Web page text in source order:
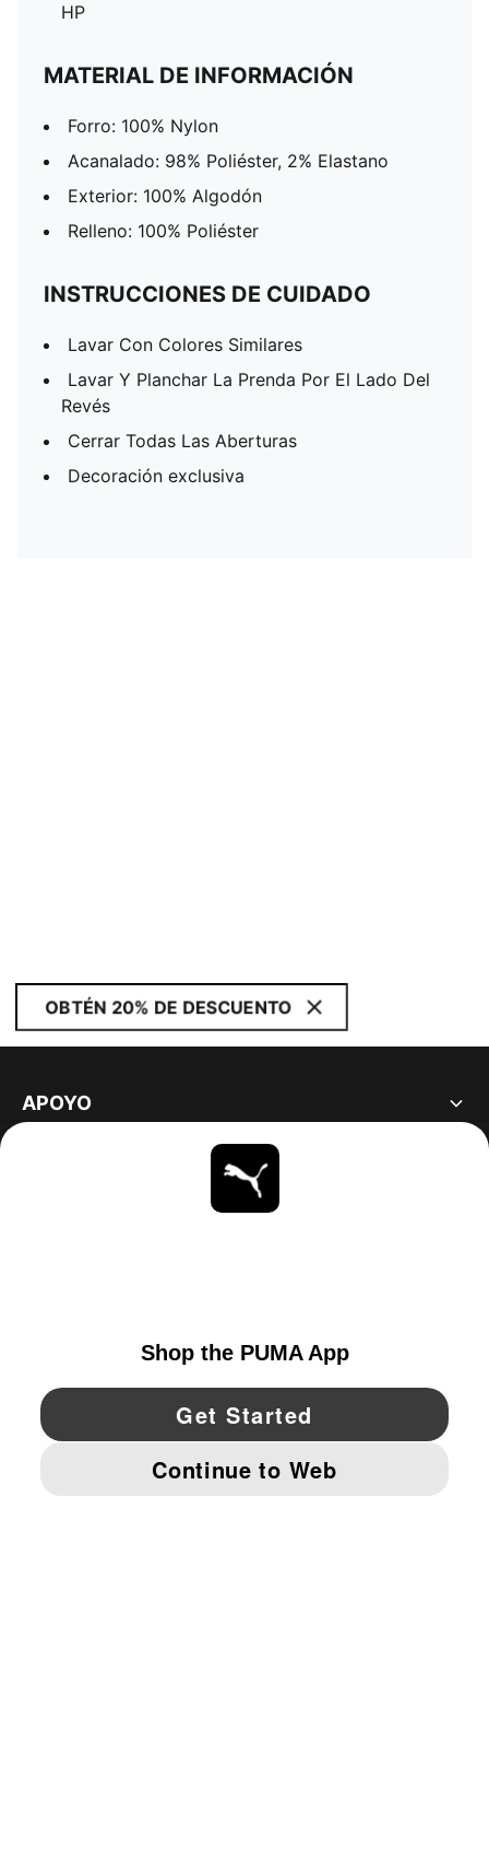
HP
MATERIAL DE INFORMACIÓN
Forro: 100% Nylon
Acanalado: 98% Poliéster, 2% Elastano
Exterior: 100% Algodón
Relleno: 100% Poliéster
INSTRUCCIONES DE CUIDADO
Lavar Con Colores Similares
Lavar Y Planchar La Prenda Por El Lado Del
Revés
Cerrar Todas Las Aberturas
Decoración exclusiva
OBTÉN 20% DE DESCUENTO
APOYO
YouTube Twitter Pinterest
IMPRINT AND LEGAL DATA